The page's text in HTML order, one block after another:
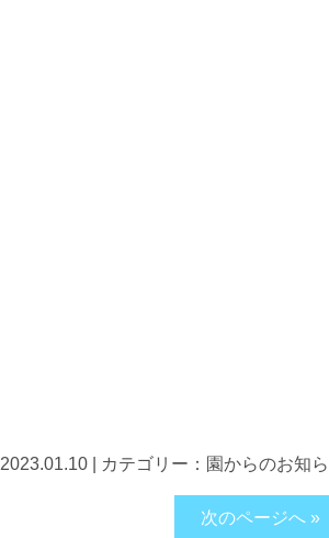
2023.01.10 カテゴリー： 園からのお知
次のページへ »